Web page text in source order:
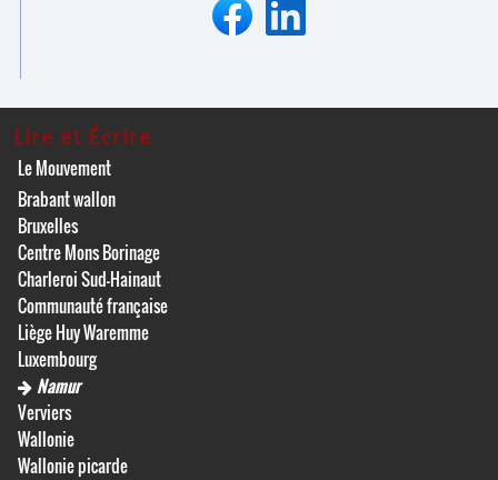
Lire et Écrire
Le Mouvement
Brabant wallon
Bruxelles
Centre Mons Borinage
Charleroi Sud-Hainaut
Communauté française
Liège Huy Waremme
Luxembourg
Namur
Verviers
Wallonie
Wallonie picarde